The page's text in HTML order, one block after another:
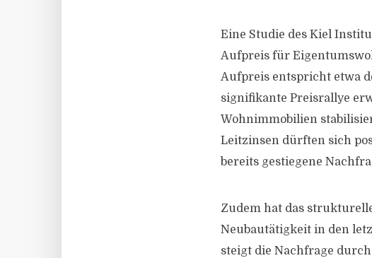
Eine Studie des Kiel
Aufpreis für
Aufpreis entspricht etwa
signifikante Preisrallye
Wohnimmobilien
Leitzinsen dürften sich
bereits gestiegene
Zudem hat das
Neubautätigkeit in den
steigt die Nachfrage